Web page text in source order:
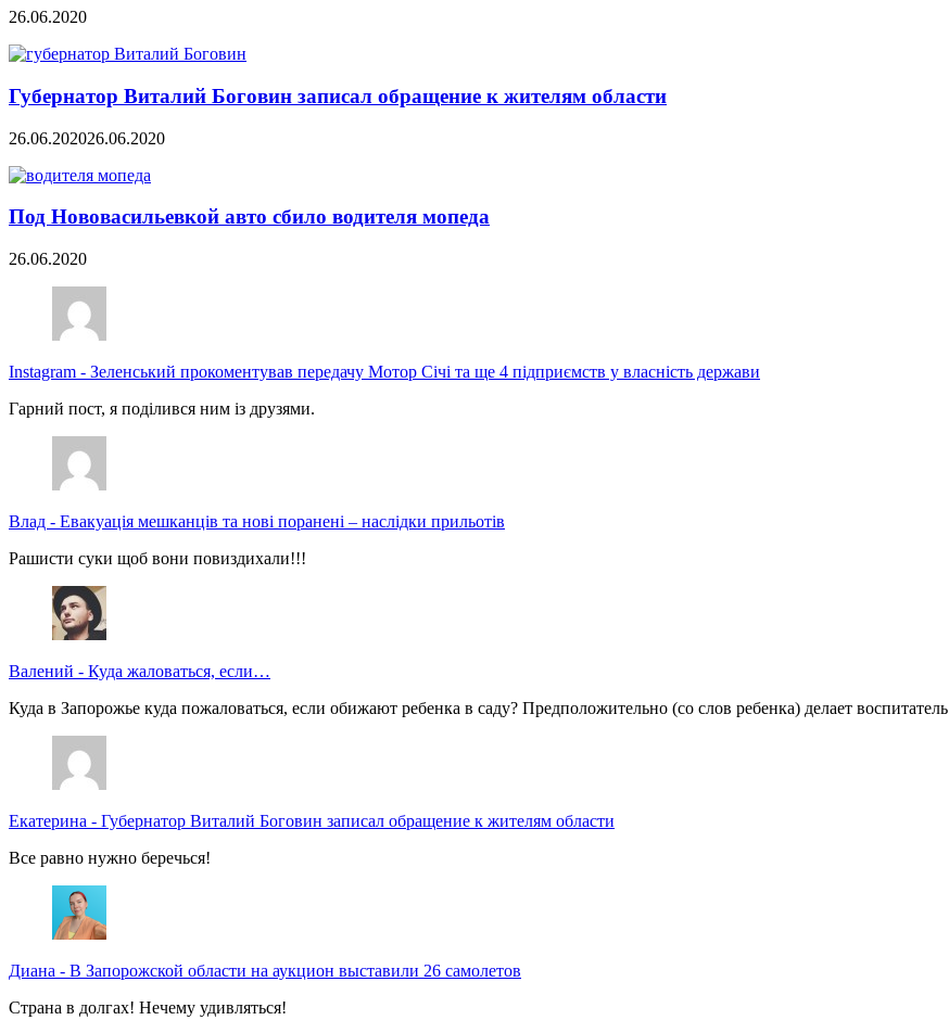
26.06.2020
Губернатор Виталий Боговин записал обращение к жителям области
26.06.202026.06.2020
Под Нововасильевкой авто сбило водителя мопеда
26.06.2020
Instagram - Зеленський прокоментував передачу Мотор Січі та ще 4 підприємств у власність держави
Гарний пост, я поділився ним із друзями.
Влад - Евакуація мешканців та нові поранені – наслідки прильотів
Рашисти суки щоб вони повиздихали!!!
Валений - Куда жаловаться, если…
Куда в Запорожье куда пожаловаться, если обижают ребенка в саду? Предположительно (со слов ребенка) делает воспитатель
Екатерина - Губернатор Виталий Боговин записал обращение к жителям области
Все равно нужно беречься!
Диана - В Запорожской области на аукцион выставили 26 самолетов
Страна в долгах! Нечему удивляться!